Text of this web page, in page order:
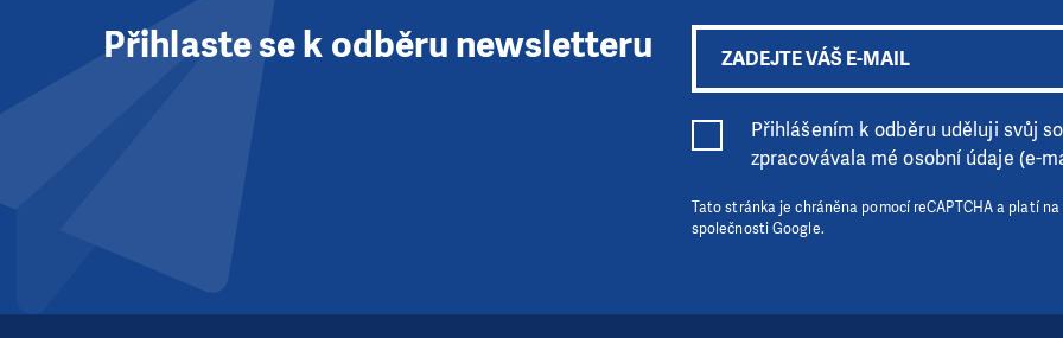
Přihlaste se k odběru newsletteru
Přihlášením k odběru uděluji svůj
zpracovávala mé osobní údaje (e-
Tato stránka je chráněna pomocí reCAPTCHA a platí
společnosti Google.